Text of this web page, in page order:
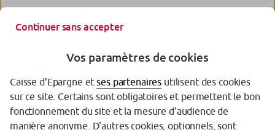
Continuer sans accepter
Vos paramètres de cookies
Caisse d'Epargne etses partenaires utilisent des cookies
sur ce site. Certains sont obligatoires et permettent le bon
fonctionnement du site et la mesure d'audience de
manière anonyme. D'autres cookies, optionnels, sont